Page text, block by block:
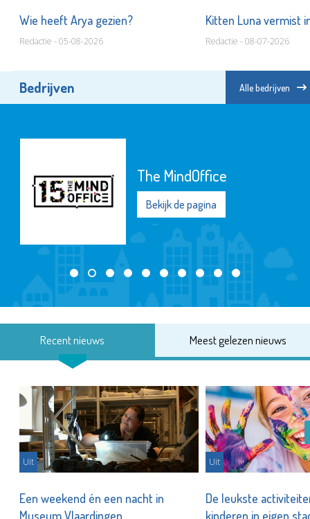
Wie heeft Arya gezien?
Redactie - 05-08-2026
Kitten Luna vermist
Redactie - 08-07-2026
Bedrijven Alle bedrijven
The MindOffice
Bekijk de pagina
Recent nieuws Meest gelezen nieuws
Uit
Een weekend én een nacht in
Museum Vlaardingen
Uit
De leukste
kinderen in eigen